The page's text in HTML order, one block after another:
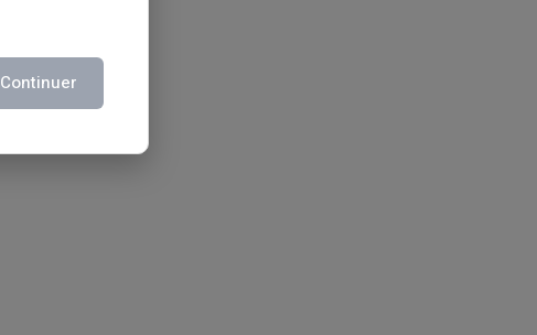
Continuer